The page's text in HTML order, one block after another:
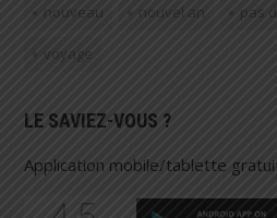
nouveau nouvel an pas
voyage
LE SAVIEZ-VOUS ?
Application mobile/tablette